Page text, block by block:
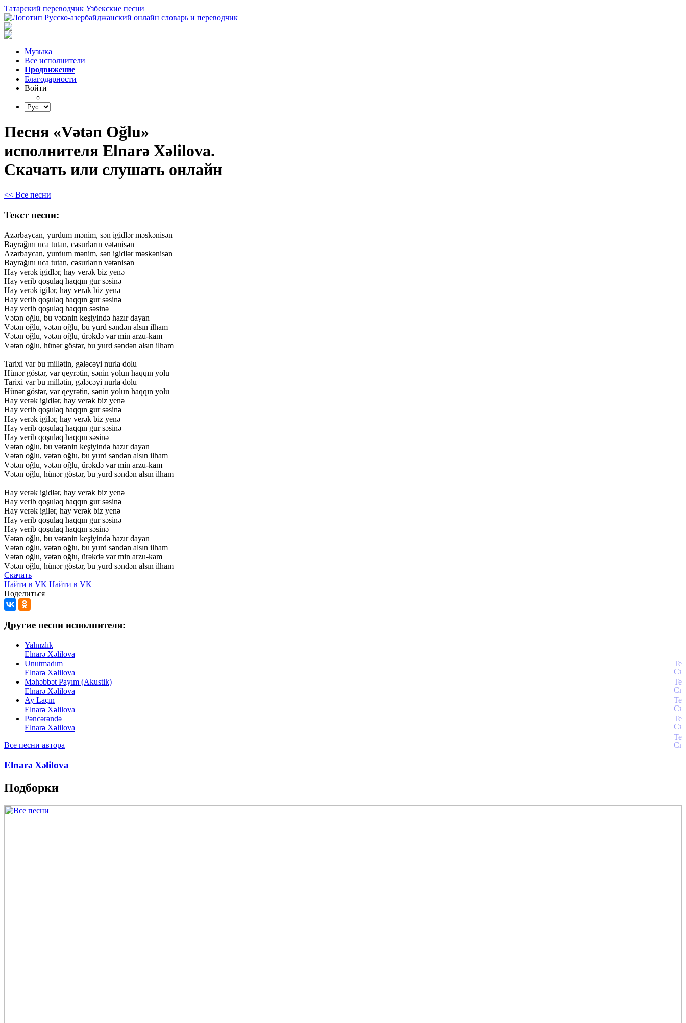
Татарский переводчик Узбекские песни
Музыка
Все исполнители
Продвижение
Благодарности
Войти
Песня «Vətən Oğlu»
исполнителя Elnarə Xəlilova.
Скачать или слушать онлайн
<< Все песни
Текст песни:
Azərbaycan, yurdum mənim, sən igidlər məskənisən
Bayrağını uca tutan, cəsurların vətənisən
Azərbaycan, yurdum mənim, sən igidlər məskənisən
Bayrağını uca tutan, cəsurların vətənisən
Hay verək igidlər, hay verək biz yenə
Hay verib qoşulaq haqqın gur səsinə
Hay verək igilər, hay verək biz yenə
Hay verib qoşulaq haqqın gur səsinə
Hay verib qoşulaq haqqın səsinə
Vətən oğlu, bu vətənin keşiyində hazır dayan
Vətən oğlu, vətən oğlu, bu yurd səndən alsın ilham
Vətən oğlu, vətən oğlu, ürəkdə var min arzu-kam
Vətən oğlu, hünər göstər, bu yurd səndən alsın ilham
Tarixi var bu millətin, gələcəyi nurla dolu
Hünər göstər, var qeyrətin, sənin yolun haqqın yolu
Tarixi var bu millətin, gələcəyi nurla dolu
Hünər göstər, var qeyrətin, sənin yolun haqqın yolu
Hay verək igidlər, hay verək biz yenə
Hay verib qoşulaq haqqın gur səsinə
Hay verək igilər, hay verək biz yenə
Hay verib qoşulaq haqqın gur səsinə
Hay verib qoşulaq haqqın səsinə
Vətən oğlu, bu vətənin keşiyində hazır dayan
Vətən oğlu, vətən oğlu, bu yurd səndən alsın ilham
Vətən oğlu, vətən oğlu, ürəkdə var min arzu-kam
Vətən oğlu, hünər göstər, bu yurd səndən alsın ilham
Hay verək igidlər, hay verək biz yenə
Hay verib qoşulaq haqqın gur səsinə
Hay verək igilər, hay verək biz yenə
Hay verib qoşulaq haqqın gur səsinə
Hay verib qoşulaq haqqın səsinə
Vətən oğlu, bu vətənin keşiyində hazır dayan
Vətən oğlu, vətən oğlu, bu yurd səndən alsın ilham
Vətən oğlu, vətən oğlu, ürəkdə var min arzu-kam
Vətən oğlu, hünər göstər, bu yurd səndən alsın ilham
Скачать
Найти в VK Найти в VK
Поделиться
Другие песни исполнителя:
Yalnızlık
Elnarə Xəlilova
Unutmadım
Elnarə Xəlilova
Məhəbbət Payım (Akustik)
Elnarə Xəlilova
Ay Laçın
Elnarə Xəlilova
Pəncərəndə
Elnarə Xəlilova
Все песни автора
Elnarə Xəlilova
Подборки